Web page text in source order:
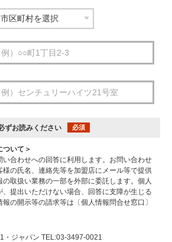
ずお読みください 必須
ついて＞
い合わせへの回答に利用します。お問い合わせ
様の氏名、連絡先等を加盟店にメール等で提供
の取扱い業務の一部を外部に委託します。個人
提出いただけない場合、回答に支障が生じる
の開示等の請求等は〔個人情報問合せ窓口〕
・ジャパン TEL:03-3497-0021